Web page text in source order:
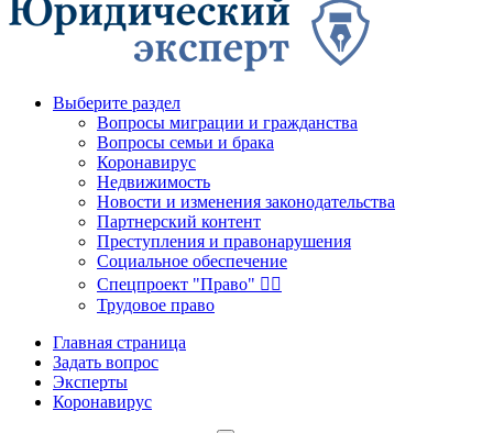
Выберите раздел
Вопросы миграции и гражданства
Вопросы семьи и брака
Коронавирус
Недвижимость
Новости и изменения законодательства
Партнерский контент
Преступления и правонарушения
Социальное обеспечение
Спецпроект "Право" 👮‍♂️
Трудовое право
Главная страница
Задать вопрос
Эксперты
Коронавирус